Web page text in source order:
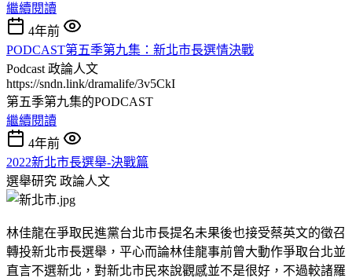
繼續閱讀
4年前
PODCAST第五季第九集：新北市長選情決戰
Podcast 政論人文
https://sndn.link/dramalife/3v5CkI
第五季第九集的PODCAST
繼續閱讀
4年前
2022新北市長選舉-決戰篇
選舉研究 政論人文
林佳龍在爭取民進黨台北市長提名未果後也接受蔡英文的徵召
轉投新北市長選舉，平心而論林佳龍事前曾大動作爭取台北並
直言不選新北，對新北市民來說觀感並不是很好，不過較諸羅